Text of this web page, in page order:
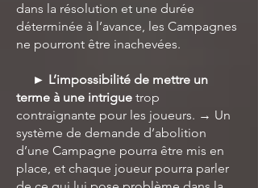
dans la résolution et une durée
déterminée à l’avance, les Campagnes
ne pourront être inachevées.
► L’impossibilité de mettre un
terme à une intrigue trop
contraignante pour les joueurs. → Un
système de demande d’abolition
d’une Campagne pourra être mis en
place, et chaque joueur pourra parler